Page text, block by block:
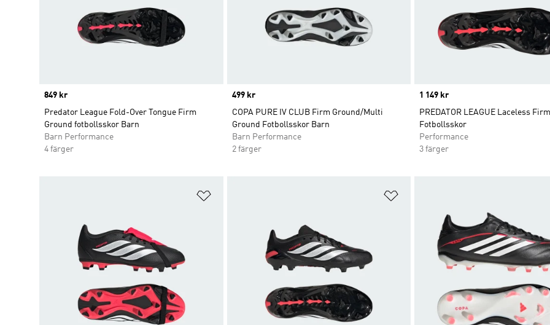
Price
849 kr
Predator League Fold-Over Tongue Firm
Ground fotbollsskor Barn
Barn Performance
4 färger
Price
499 kr
COPA PURE IV CLUB Firm Ground/Multi
Ground Fotbollsskor Barn
Barn Performance
2 färger
Price
1 149 kr
PREDATOR LEAGUE Laceless
Fotbollsskor
Performance
3 färger